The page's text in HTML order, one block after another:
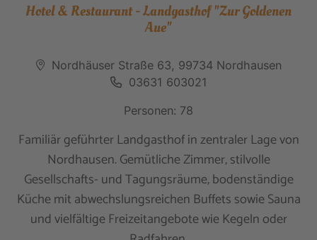
Hotel & Restaurant - Landgasthof "Zur Goldenen
Aue"
Nordhäuser Straße 63, 99734 Nordhausen
03631 603021
Personen: 78
Familiär geführter Landgasthof in zentraler Lage von
Nordhausen. Gemütliche Zimmer, stilvolle
Gesellschafts- und Tagungsräume, bodenständige
Küche mit abwechslungsreichen Buffets sowie Sauna
und vielfältige Freizeitangebote wie Kegeln oder